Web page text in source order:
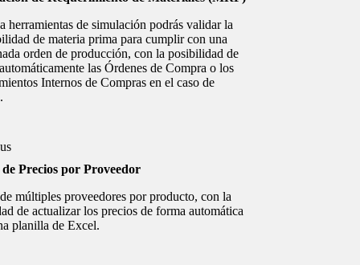
herramientas de simulación podrás validar la
de materia prima para cumplir con una
orden de producción, con la posibilidad de
las Órdenes de Compra o los
Internos de Compras en el caso de
de Precios por Proveedor
múltiples proveedores por producto, con la
de actualizar los precios de forma automática
planilla de Excel.